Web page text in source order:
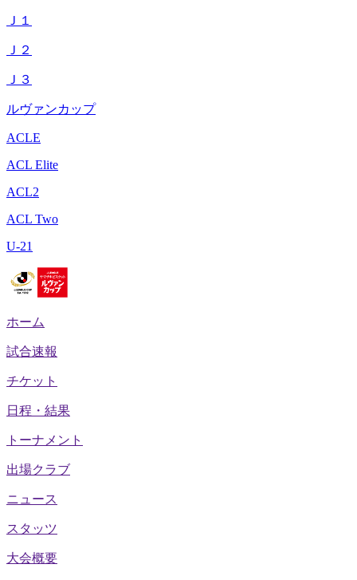
Ｊ１
Ｊ２
Ｊ３
ルヴァンカップ
ACLE
ACL Elite
ACL2
ACL Two
U-21
ホーム
試合速報
チケット
日程・結果
トーナメント
出場クラブ
ニュース
スタッツ
大会概要